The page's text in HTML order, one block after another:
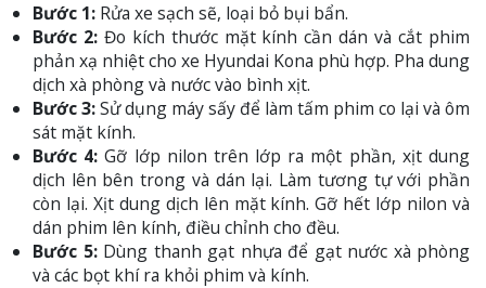
Bước 1: Rửa xe sạch sẽ, loại bỏ bụi bẩn.
Bước 2:Đo kích thước mặt kính cần dán và cắt phim
phản xạ nhiệt cho xe Hyundai Kona phù hợp. Pha dung
dịch xà phòng và nước vào bình xịt.
Bước 3:Sử dụng máy sấy để làm tấm phim co lại và ôm
sát mặt kính.
Bước 4: Gỡ lớp nilon trên lớp ra một phần, xịt dung
dịch lên bên trong và dán lại. Làm tương tự với phần
còn lại. Xịt dung dịch lên mặt kính. Gỡ hết lớp nilon và
dán phim lên kính, điều chỉnh cho đều.
Bước 5:Dùng thanh gạt nhựa để gạt nước xà phòng
và các bọt khí ra khỏi phim và kính.